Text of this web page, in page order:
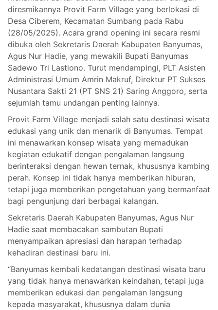
diresmikannya Provit Farm Village yang berlokasi di
Desa Ciberem, Kecamatan Sumbang pada Rabu
(28/05/2025). Acara grand opening ini secara resmi
dibuka oleh Sekretaris Daerah Kabupaten Banyumas,
Agus Nur Hadie, yang mewakili Bupati Banyumas
Sadewo Tri Lastiono. Turut mendampingi, PLT Asisten
Administrasi Umum Amrin Makruf, Direktur PT Sukses
Nusantara Sakti 21 (PT SNS 21) Saring Anggoro, serta
sejumlah tamu undangan penting lainnya.
Provit Farm Village menjadi salah satu destinasi wisata
edukasi yang unik dan menarik di Banyumas. Tempat
ini menawarkan konsep wisata yang memadukan
kegiatan edukatif dengan pengalaman langsung
berinteraksi dengan hewan ternak, khususnya kambing
perah. Konsep ini tidak hanya memberikan hiburan,
tetapi juga memberikan pengetahuan yang bermanfaat
bagi pengunjung dari berbagai kalangan.
Sekretaris Daerah Kabupaten Banyumas, Agus Nur
Hadie saat membacakan sambutan Bupati
menyampaikan apresiasi dan harapan terhadap
kehadiran destinasi baru ini.
“Banyumas kembali kedatangan destinasi wisata baru
yang tidak hanya menawarkan keindahan, tetapi juga
memberikan edukasi dan pengalaman langsung
kepada masyarakat, khususnya dalam dunia